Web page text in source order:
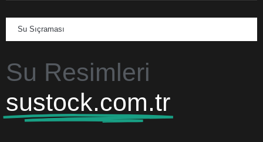
Su Sıçraması
Su Resimleri
sustock.com.tr